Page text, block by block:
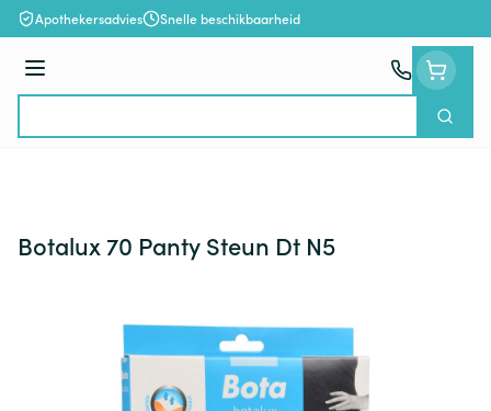
Ga naar de inhoud
Apothekersadvies Snelle beschikbaarheid
Menu
Zoek
Botalux 70 Panty Steun Dt N5